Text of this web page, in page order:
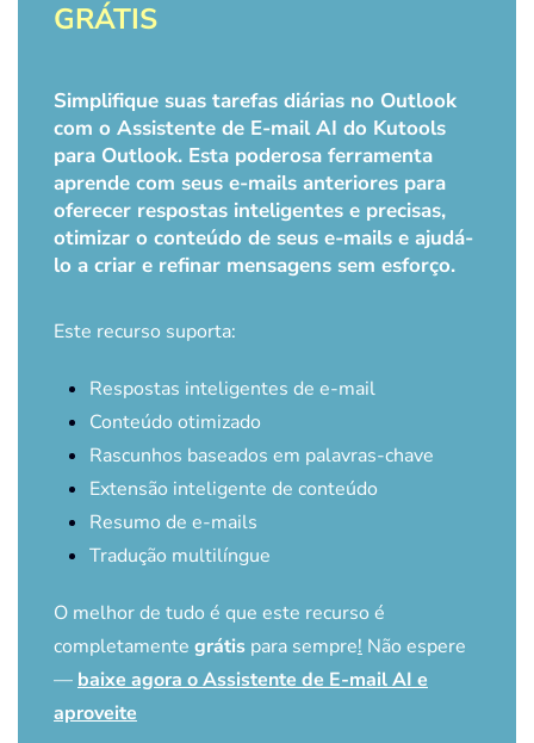
GRÁTIS
Simplifique suas tarefas diárias no Outlook
com o Assistente de E-mail AI do Kutools
para Outlook. Esta poderosa ferramenta
aprende com seus e-mails anteriores para
oferecer respostas inteligentes e precisas,
otimizar o conteúdo de seus e-mails e ajudá-
lo a criar e refinar mensagens sem esforço.
Este recurso suporta:
Respostas inteligentes de e-mail
Conteúdo otimizado
Rascunhos baseados em palavras-chave
Extensão inteligente de conteúdo
Resumo de e-mails
Tradução multilíngue
O melhor de tudo é que este recurso é
completamente grátis para sempre! Não espere
— baixe agora o Assistente de E-mail AI e
aproveite